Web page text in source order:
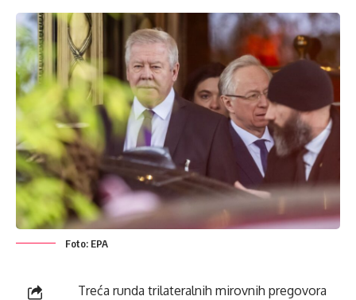
Foto: EPA
Treća runda trilateralnih mirovnih pregovora